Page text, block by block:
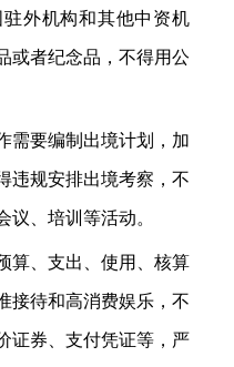
外机构和其他中资机
或者纪念品，不得用公
要编制出境计划，加
违规安排出境考察，不
议、培训等活动。
、支出、使用、核算
接待和高消费娱乐，不
证券、支付凭证等，严